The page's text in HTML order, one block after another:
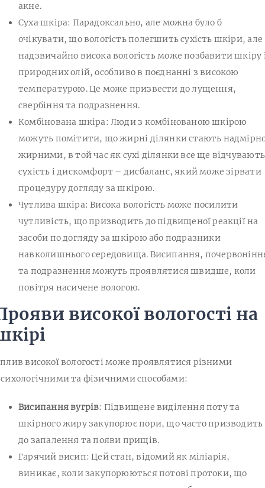
акне.
Суха шкіра: Парадоксально, але можна було б
очікувати, що вологість полегшить сухість шкіри, але
надзвичайно висока вологість може позбавити шкіру
природних олій, особливо в поєднанні з високою
температурою. Це може призвести до лущення,
свербіння та подразнення.
Комбінована шкіра: Люди з комбінованою шкірою
можуть помітити, що жирні ділянки стають
жирними, в той час як сухі ділянки все ще відчувають
сухість і дискомфорт – дисбаланс, який може зірвати
процедуру догляду за шкірою.
Чутлива шкіра: Висока вологість може посилити
чутливість, що призводить до підвищеної реакції на
засоби по догляду за шкірою або подразники
навколишнього середовища. Висипання,
та подразнення можуть проявлятися швидше, коли
повітря насичене вологою.
високої вологості на
високої вологості може проявлятися різними
та фізичними способами:
Висипання вугрів: Підвищене виділення поту та
шкірного жиру закупорює пори, що часто призводить
до запалення та появи прищів.
Гарячий висип: Цей стан, відомий як міліарія,
виникає, коли закупорюються потові протоки, що